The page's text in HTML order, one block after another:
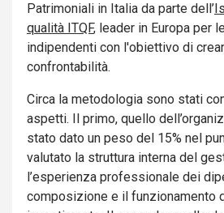
Patrimoniali in Italia da parte dell’
qualità ITQF, leader in Europa per
indipendenti con l'obiettivo di
confrontabilità.
Circa la metodologia sono stati
aspetti. Il primo, quello
stato dato un peso del 15% nel
valutato la struttura interna del
l’esperienza professionale dei
composizione e il funzionamento